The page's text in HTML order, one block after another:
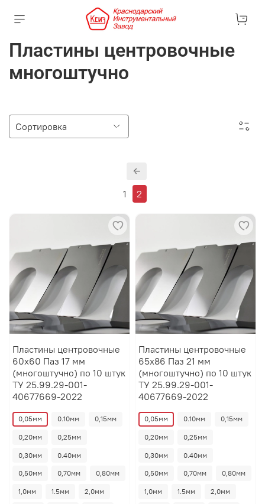
Пластины центровочные
многоштучно
1 2
Пластины центровочные
60х60 Паз 17 мм
(многоштучно) по 10 штук
ТУ 25.99.29-001-
40677669-2022
0,05мм 0.10мм 0,15мм
0,20мм 0,25мм
0,30мм 0.40мм
0,50мм 0,70мм 0,80мм
1,0мм 1.5мм 2,0мм
Пластины центровочные
65х86 Паз 21 мм
(многоштучно) по 10 штук
ТУ 25.99.29-001-
40677669-2022
0,05мм 0.10мм 0,15мм
0,20мм 0,25мм
0,30мм 0.40мм
0,50мм 0,70мм 0,80мм
1,0мм 1.5мм 2,0мм